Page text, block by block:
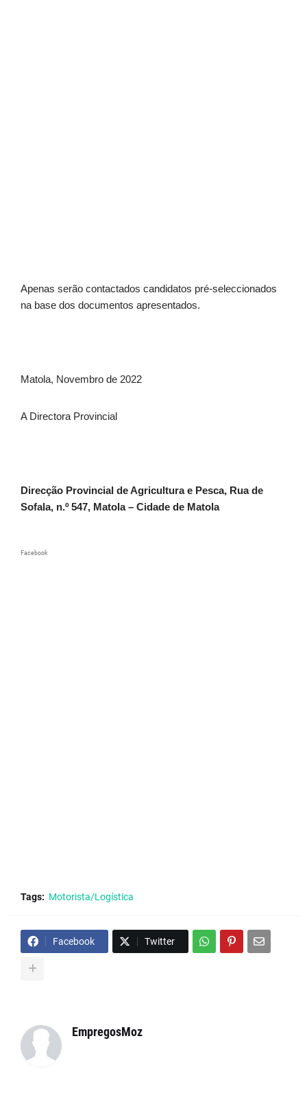
Apenas serão contactados candidatos pré-seleccionados
na base dos documentos apresentados.
Matola, Novembro de 2022
A Directora Provincial
Direcção Provincial de Agricultura e Pesca, Rua de
Sofala, n.º 547, Matola – Cidade de Matola
Facebook
Tags: Motorista/Logística
Facebook Twitter
EmpregosMoz